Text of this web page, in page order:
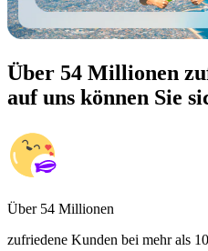
Über 54 Millionen
auf uns können Sie
Über 54 Millionen
zufriedene Kunden bei mehr als